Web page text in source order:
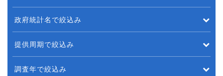
政府統計名で絞込み
提供周期で絞込み
調査年で絞込み